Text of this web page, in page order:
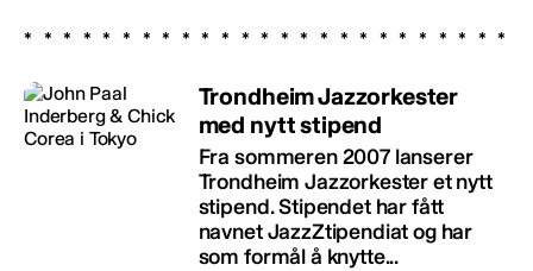
Trondheim Jazzorkester
med nytt stipend
Fra sommeren 2007 lanserer
Trondheim Jazzorkester et nytt
stipend. Stipendet har fått
navnet JazzZtipendiat og har
som formål å knytte...